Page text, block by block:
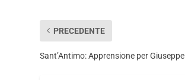
PRECEDENTE
Sant’Antimo: Apprensione per Giuseppe